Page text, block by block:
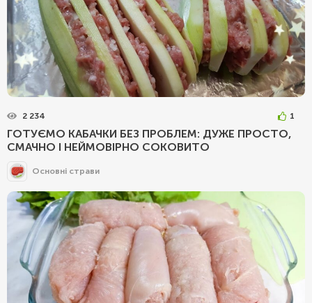
2 234 1
ГОТУЄМО КАБАЧКИ БЕЗ ПРОБЛЕМ: ДУЖЕ ПРОСТО,
СМАЧНО І НЕЙМОВІРНО СОКОВИТО
Основні страви